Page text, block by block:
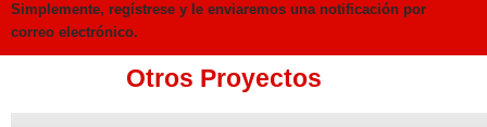
Simplemente, regístrese y le enviaremos una notificación por
correo electrónico.
Otros Proyectos